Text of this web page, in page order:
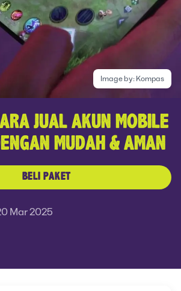
Image by: Kompas
JUAL AKUN MOBILE
MUDAH & AMAN
BELI PAKET
Mar 2025